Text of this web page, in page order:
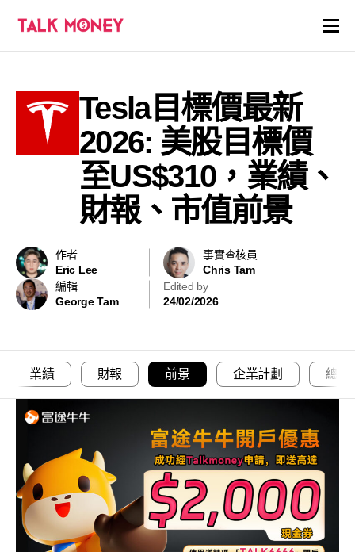
證券商評價
各種投資產品戶口
貸款
虛擬貨幣
Tesla目標價最新
2026: 美股目標價
至US$310，業績、
財報、市值前景
作者
Eric Lee
事實查核員
Chris Tam
編輯
George Tam
Edited by
24/02/2026
業績 財報 前景 企業計劃 總結